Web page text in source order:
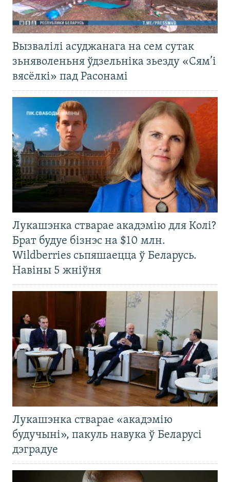
Вызвалілі асуджанага на сем сутак
зьняволеньня ўдзельніка зьезду «Сям’і
вясёлкі» пад Расонамі
Лукашэнка стварае акадэмію для Колі?
Брат будуе бізнэс на $10 млн.
Wildberries сьпяшаецца ў Беларусь.
Навіны 5 жніўня
Лукашэнка стварае «акадэмію
будучыні», пакуль навука ў Беларусі
дэградуе